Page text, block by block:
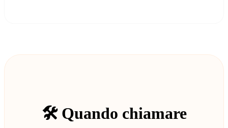
🛠️ Quando chiamare